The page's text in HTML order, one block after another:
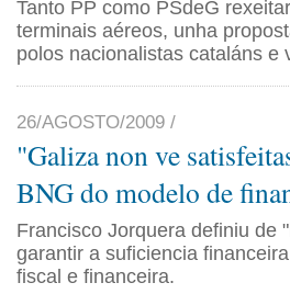
Tanto PP como PSdeG
terminais aéreos, unha
polos nacionalistas cataláns e
26/AGOSTO/2009 /
"Galiza non ve
BNG do modelo de
Francisco Jorquera definiu de
garantir a suficiencia
fiscal e financeira.